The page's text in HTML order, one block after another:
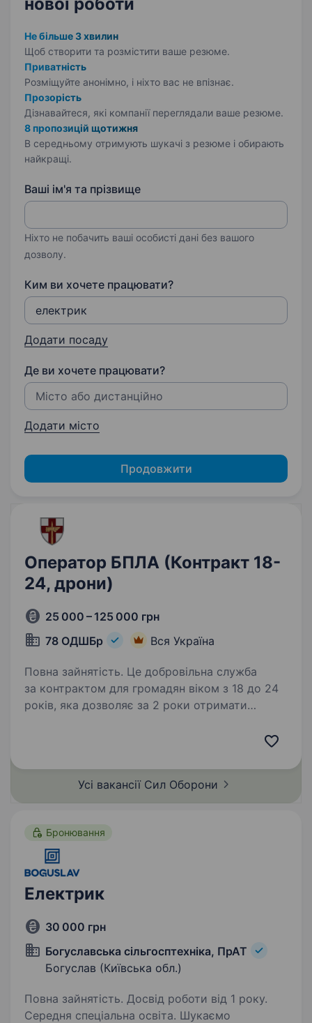
Не більше 3 хвилин
Щоб створити та розмістити ваше резюме.
Приватність
Розміщуйте анонімно, і ніхто вас не впізнає.
Прозорість
Дізнавайтеся, які компанії переглядали ваше резюме.
8 пропозицій щотижня
В середньому отримують шукачі з резюме і обирають
найкращі.
Ваші ім'я та прізвище
Ніхто не побачить ваші особисті дані без вашого
дозволу.
Ким ви хочете працювати?
Додати посаду
Де ви хочете працювати?
Додати місто
Продовжити
Оператор БПЛА (Контракт 18-
24, дрони)
25 000 – 125 000 грн
78 ОДШБр
Вся Україна
Повна зайнятість. Це добровільна служба
за контрактом для громадян віком з 18 до 24
років, яка дозволяє за 2 роки отримати
та соціальні гарантії, яких немає у цивільному
Усі вакансії Сил Оборони
Бронювання
Електрик
30 000 грн
Богуславська сільгосптехніка, ПрАТ
Богуслав (Київська обл.)
Повна зайнятість. Досвід роботи від 1 року.
Середня спеціальна освіта. Шукаємо